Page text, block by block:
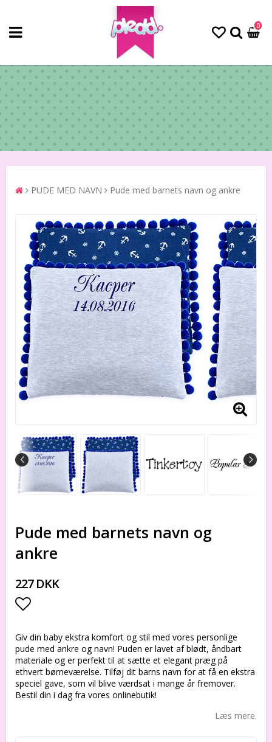
0
PUDE MED NAVN Pude med barnets navn og ankre
Pude med barnets navn og
ankre
227 DKK
Add to list of favorites
Giv din baby ekstra komfort og stil med vores personlige
pude med ankre og navn! Puden er lavet af blødt, åndbart
materiale og er perfekt til at sætte et elegant præg på
ethvert børneværelse. Tilføj dit barns navn for at få en ekstra
speciel gave, som vil blive værdsat i mange år fremover.
Bestil din i dag fra vores onlinebutik!
Læs mere.